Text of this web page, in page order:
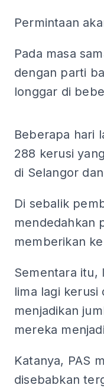
Permintaan
Pada masa
dengan parti
longgar di
Beberapa hari
288 kerusi
di Selangor
Di sebalik
mendedahkan
memberikan
Sementara itu,
lima lagi kerusi
menjadikan
mereka
Katanya, PAS
disebabkan